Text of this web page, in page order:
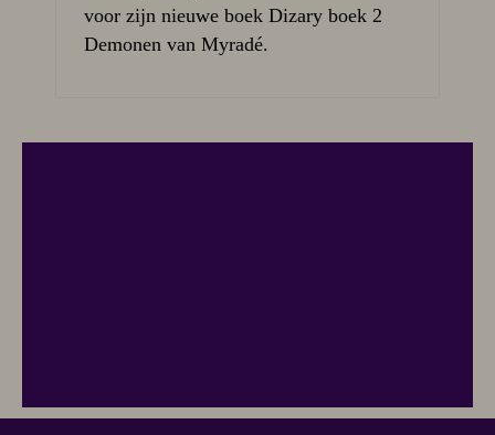
voor zijn nieuwe boek Dizary boek 2
Demonen van Myradé.